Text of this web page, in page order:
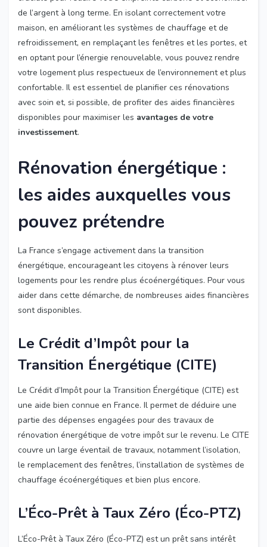
de l’argent à long terme. En isolant correctement votre
maison, en améliorant les systèmes de chauffage et de
refroidissement, en remplaçant les fenêtres et les portes, et
en optant pour l’énergie renouvelable, vous pouvez rendre
votre logement plus respectueux de l’environnement et plus
confortable. Il est essentiel de planifier ces rénovations
avec soin et, si possible, de profiter des aides financières
disponibles pour maximiser les avantages de votre
investissement.
Rénovation énergétique :
les aides auxquelles vous
pouvez prétendre
La France s’engage activement dans la transition
énergétique, encourageant les citoyens à rénover leurs
logements pour les rendre plus écoénergétiques. Pour vous
aider dans cette démarche, de nombreuses aides financières
sont disponibles.
Le Crédit d’Impôt pour la
Transition Énergétique (CITE)
Le Crédit d’Impôt pour la Transition Énergétique (CITE) est
une aide bien connue en France. Il permet de déduire une
partie des dépenses engagées pour des travaux de
rénovation énergétique de votre impôt sur le revenu. Le CITE
couvre un large éventail de travaux, notamment l’isolation,
le remplacement des fenêtres, l’installation de systèmes de
chauffage écoénergétiques et bien plus encore.
L’Éco-Prêt à Taux Zéro (Éco-PTZ)
L’Éco-Prêt à Taux Zéro (Éco-PTZ) est un prêt sans intérêt